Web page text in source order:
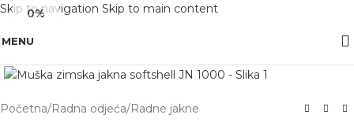
Skip to navigation Skip to main content
OBAVIJEST: Maloprodaja je zatvorena od 10.12. -13.12.2025 radi inventure.
MENU
0%
Početna/Radna odjeća/Radne jakne